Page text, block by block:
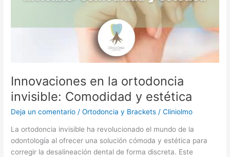
Innovaciones en la ortodoncia
invisible: Comodidad y estética
Deja un comentario /Ortodoncia y Brackets /Cliniolmo
La ortodoncia invisible ha revolucionado el mundo de la
odontología al ofrecer una solución cómoda y estética para
corregir la desalineación dental de forma discreta. Este